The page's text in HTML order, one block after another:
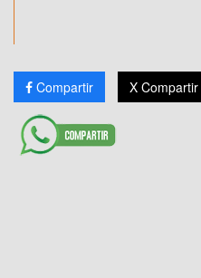
Compartir X Compartir